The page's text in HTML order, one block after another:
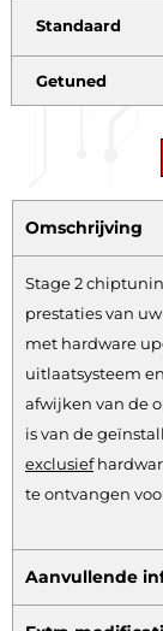
Standaard
Getuned
Omschrijving
Stage 2
prestaties van
met hardware
uitlaatsysteem
afwijken van de
is van de
exclusief
te ontvangen
Aanvullende